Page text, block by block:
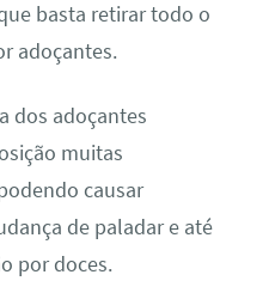
basta retirar todo o
adoçantes.
dos adoçantes
muitas
causar
de paladar e até
por doces.